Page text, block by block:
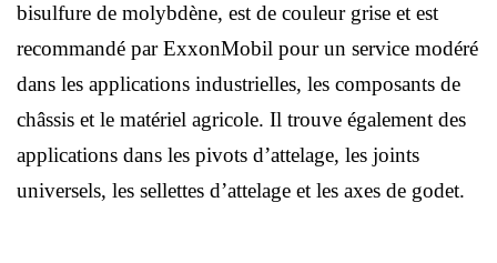
bisulfure de molybdène, est de couleur grise et est
recommandé par ExxonMobil pour un service modéré
dans les applications industrielles, les composants de
châssis et le matériel agricole. Il trouve également des
applications dans les pivots d’attelage, les joints
universels, les sellettes d’attelage et les axes de godet.